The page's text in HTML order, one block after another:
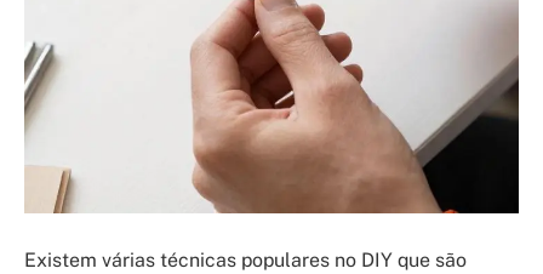
Existem várias técnicas populares no DIY que são